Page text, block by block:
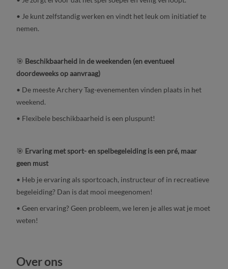
• Je kunt zelfstandig werken en vindt het leuk om initiatief te
nemen.
🎯 Beschikbaarheid in de weekenden (en eventueel
doordeweeks op aanvraag)
• De meeste Archery Tag-evenementen vinden plaats in het
weekend.
• Flexibele beschikbaarheid is een pluspunt!
🎯 Ervaring met sport- en spelbegeleiding is een pré, maar
geen must
• Heb je ervaring als sportcoach, instructeur of in recreatieve
begeleiding? Dan is dat mooi meegenomen!
• Geen ervaring? Geen probleem, we leren je alles wat je moet
weten!
Over ons